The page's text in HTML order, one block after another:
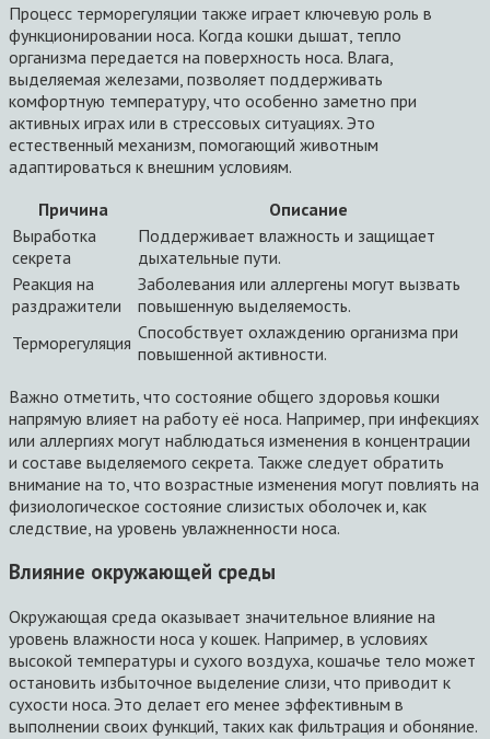
Процесс терморегуляции также играет ключевую роль в
функционировании носа. Когда кошки дышат, тепло
организма передается на поверхность носа. Влага,
выделяемая железами, позволяет поддерживать
комфортную температуру, что особенно заметно при
активных играх или в стрессовых ситуациях. Это
естественный механизм, помогающий животным
адаптироваться к внешним условиям.
Причина
Описание
Выработка
секрета
Поддерживает влажность и защищает
дыхательные пути.
Реакция на
раздражители
Заболевания или аллергены могут вызвать
повышенную выделяемость.
Терморегуляция Способствует охлаждению организма при
повышенной активности.
Важно отметить, что состояние общего здоровья кошки
напрямую влияет на работу её носа. Например, при инфекциях
или аллергиях могут наблюдаться изменения в концентрации
и составе выделяемого секрета. Также следует обратить
внимание на то, что возрастные изменения могут повлиять на
физиологическое состояние слизистых оболочек и, как
следствие, на уровень увлажненности носа.
Влияние окружающей среды
Окружающая среда оказывает значительное влияние на
уровень влажности носа у кошек. Например, в условиях
высокой температуры и сухого воздуха, кошачье тело может
остановить избыточное выделение слизи, что приводит к
сухости носа. Это делает его менее эффективным в
выполнении своих функций, таких как фильтрация и обоняние.